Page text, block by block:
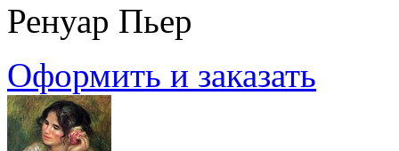
Ренуар Пьер
Оформить и заказать